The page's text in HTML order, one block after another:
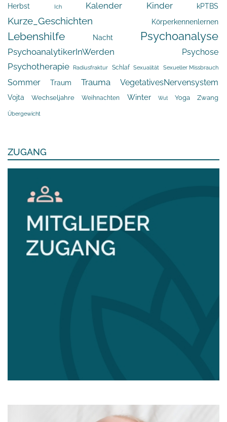
Herbst Ich Kalender Kinder kPTBS
Kurze_Geschichten Körperkennenlernen
Lebenshilfe Nacht Psychoanalyse
PsychoanalytikerInWerden Psychose
Psychotherapie Radiusfraktur Schlaf Sexualität Sexueller Missbrauch
Sommer Traum Trauma VegetativesNervensystem
Vojta Wechseljahre Weihnachten Winter Wut Yoga Zwang
Übergewicht
ZUGANG